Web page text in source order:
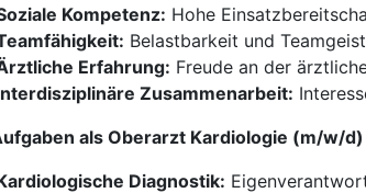
Kompetenz: Hohe
Belastbarkeit und
Erfahrung: Freude an der
Zusammenarbeit:
als Oberarzt Kardiologie (m/w/d)
Diagnostik: